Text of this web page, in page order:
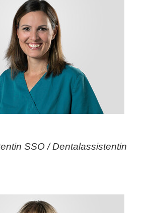
SSO / Dentalassistentin